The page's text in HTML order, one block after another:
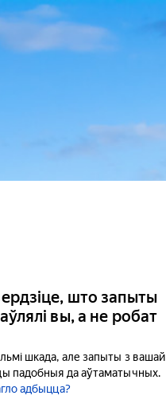
што запыты
вы, а не робат
шкада, але запыты з вашай
падобныя да аўтаматычных.
адбыцца?